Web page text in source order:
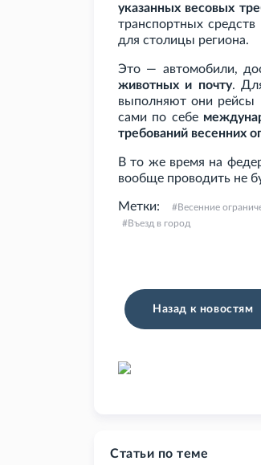
указанных весовых
транспортных
для столицы региона.
Это — автомобили,
животных и почту.
выполняют они рейсы
сами по себе
требований весенних
В то же время на
вообще проводить не
Метки: Весенние
Въезд в город
Назад к новостям
Статьи по теме